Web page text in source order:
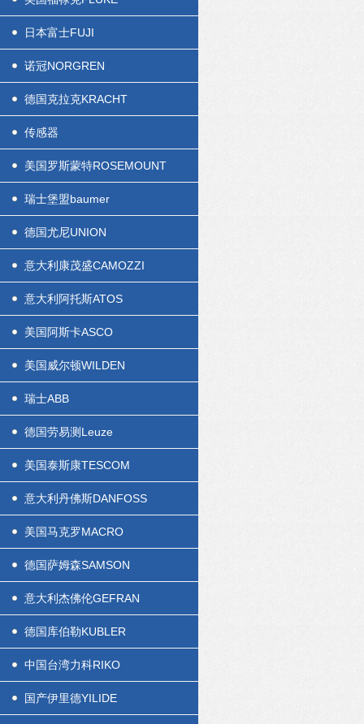
日本富士FUJI
诺冠NORGREN
德国克拉克KRACHT
传感器
美国罗斯蒙特ROSEMOUNT
瑞士堡盟baumer
德国尤尼UNION
意大利康茂盛CAMOZZI
意大利阿托斯ATOS
美国阿斯卡ASCO
美国威尔顿WILDEN
瑞士ABB
德国劳易测Leuze
美国泰斯康TESCOM
意大利丹佛斯DANFOSS
美国马克罗MACRO
德国萨姆森SAMSON
意大利杰佛伦GEFRAN
德国库伯勒KUBLER
中国台湾力科RIKO
国产伊里德YILIDE